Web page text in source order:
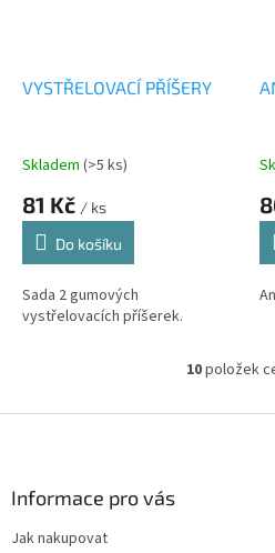
VYSTŘELOVACÍ PŘÍŠERY
Skladem (>5 ks)
81 Kč / ks
Do košíku
Sada 2 gumových
vystřelovacích příšerek.
O
l
10položek
Informace pro vás
Jak nakupovat